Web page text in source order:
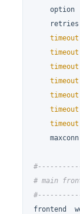
option
timeout
timeout
timeout
timeout
timeout
timeout
timeout
# main
frontend